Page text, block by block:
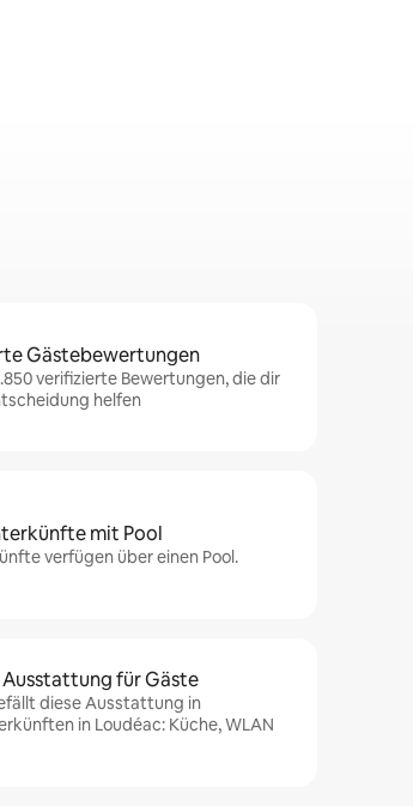
Gästebewertungen
verifizierte Bewertungen, die dir
helfen
mit Pool
verfügen über einen Pool.
für Gäste
diese Ausstattung in
in Loudéac: Küche, WLAN